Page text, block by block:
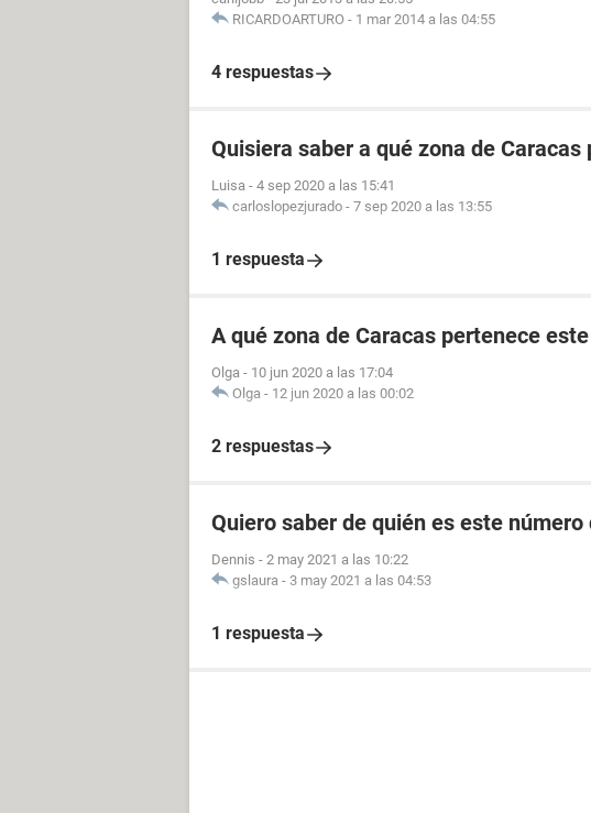
RICARDOARTURO - 1 mar 2014 a las 04:55
4 respuestas
Quisiera saber a qué zona de
Luisa - 4 sep 2020 a las 15:41
carloslopezjurado - 7 sep 2020 a las 13:55
1 respuesta
A qué zona de Caracas pertenece
Olga - 10 jun 2020 a las 17:04
Olga - 12 jun 2020 a las 00:02
2 respuestas
Quiero saber de quién es este
Dennis - 2 may 2021 a las 10:22
gslaura - 3 may 2021 a las 04:53
1 respuesta